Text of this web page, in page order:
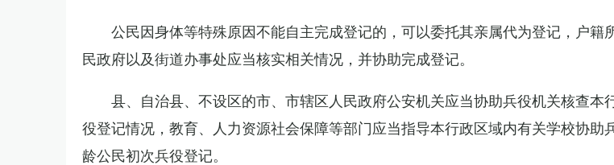
公民因身体等特殊原因不能自主完成登记的，可以委托其亲属代为登记，户籍
民政府以及街道办事处应当核实相关情况，并协助完成登记。
县、自治县、不设区的市、市辖区人民政府公安机关应当协助兵役机关核查本
役登记情况，教育、人力资源社会保障等部门应当指导本行政区域内有关学校协助
龄公民初次兵役登记。